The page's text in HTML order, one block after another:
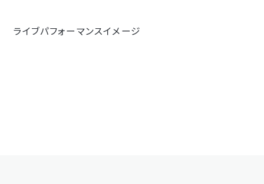
ライブパフォーマンスイメージ